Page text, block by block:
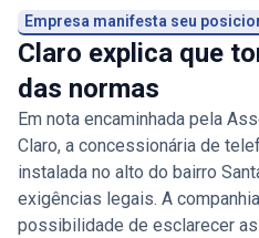
Empresa manifesta seu
Claro explica que
das normas
Em nota encaminhada pela
Claro, a concessionária de
instalada no alto do bairro
exigências legais. A
possibilidade de esclarecer